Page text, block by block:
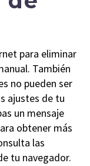
para eliminar
También
no pueden ser
ajustes de tu
un mensaje
obtener más
las
tu navegador.